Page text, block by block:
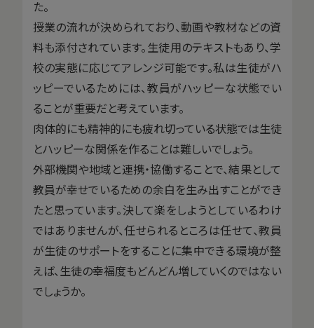
た。
授業の流れが決められており、動画や教材などの資
料も添付されています。生徒用のテキストもあり、学
校の実態に応じてアレンジ可能です。私は生徒がハ
ッピーでいるためには、教員がハッピーな状態でい
ることが重要だと考えています。
肉体的にも精神的にも疲れ切っている状態では生徒
とハッピーな関係を作ることは難しいでしょう。
外部機関や地域と連携・協働することで、結果として
教員が幸せでいるための余白を生み出すことができ
たと思っています。決して楽をしようとしているわけ
ではありませんが、任せられるところは任せて、教員
が生徒のサポートをすることに集中できる環境が整
えば、生徒の幸福度もどんどん増していくのではない
でしょうか。